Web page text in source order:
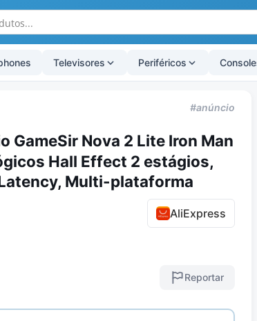
Televisores Periféricos
#anúncio
GameSir Nova 2 Lite Iron Man
Hall Effect 2 estágios,
Multi-plataforma
AliExpress
Reportar